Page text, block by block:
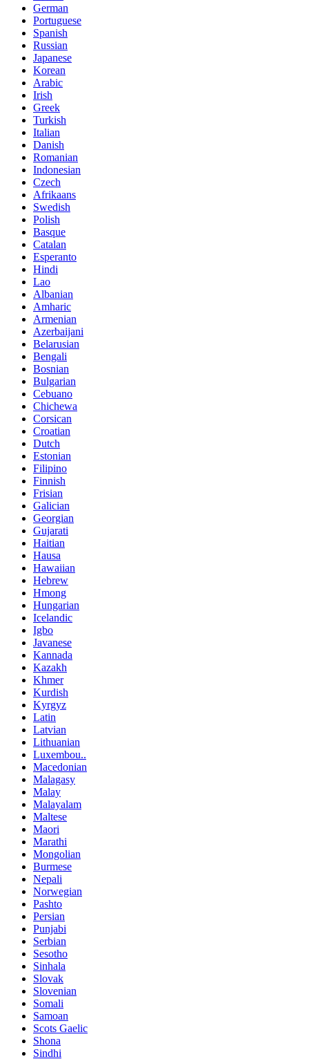
German
Portuguese
Spanish
Russian
Japanese
Korean
Arabic
Irish
Greek
Turkish
Italian
Danish
Romanian
Indonesian
Czech
Afrikaans
Swedish
Polish
Basque
Catalan
Esperanto
Hindi
Lao
Albanian
Amharic
Armenian
Azerbaijani
Belarusian
Bengali
Bosnian
Bulgarian
Cebuano
Chichewa
Corsican
Croatian
Dutch
Estonian
Filipino
Finnish
Frisian
Galician
Georgian
Gujarati
Haitian
Hausa
Hawaiian
Hebrew
Hmong
Hungarian
Icelandic
Igbo
Javanese
Kannada
Kazakh
Khmer
Kurdish
Kyrgyz
Latin
Latvian
Lithuanian
Luxembou..
Macedonian
Malagasy
Malay
Malayalam
Maltese
Maori
Marathi
Mongolian
Burmese
Nepali
Norwegian
Pashto
Persian
Punjabi
Serbian
Sesotho
Sinhala
Slovak
Slovenian
Somali
Samoan
Scots Gaelic
Shona
Sindhi